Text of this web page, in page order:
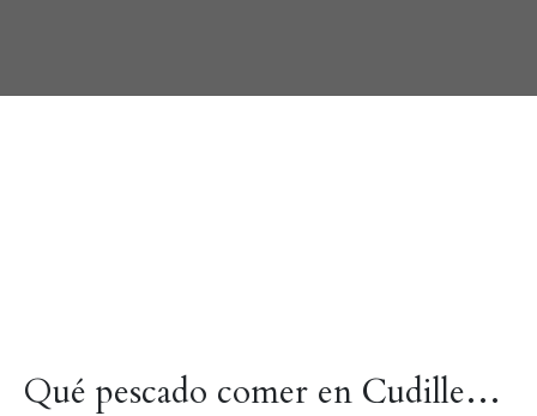
Qué pescado comer en Cudillero: guía para elegir los mejores pescados del Cantábrico